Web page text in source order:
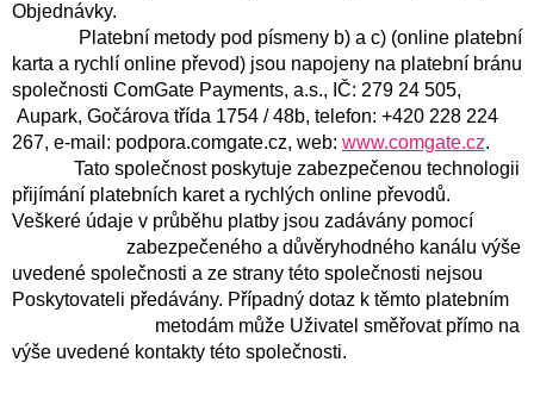
Objednávky.
Platební metody pod písmeny b) a c) (online platební
karta a rychlí online převod) jsou napojeny na platební bránu
společnosti ComGate Payments, a.s., IČ: 279 24 505,
Aupark, Gočárova třída 1754 / 48b, telefon: +420 228 224
267, e-mail: podpora.comgate.cz, web: www.comgate.cz.
Tato společnost poskytuje zabezpečenou technologii
přijímání platebních karet a rychlých online převodů.
Veškeré údaje v průběhu platby jsou zadávány pomocí
zabezpečeného a důvěryhodného kanálu výše
uvedené společnosti a ze strany této společnosti nejsou
Poskytovateli předávány. Případný dotaz k těmto platebním
metodám může Uživatel směřovat přímo na
výše uvedené kontakty této společnosti.